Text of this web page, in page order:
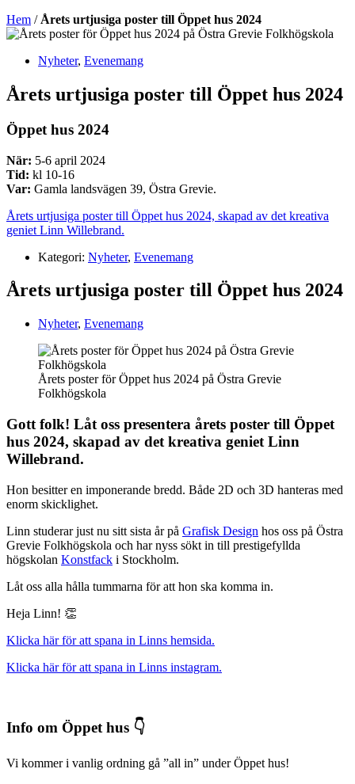
Hem / Årets urtjusiga poster till Öppet hus 2024
Nyheter, Evenemang
Årets urtjusiga poster till Öppet hus 2024
Öppet hus 2024
När: 5-6 april 2024
Tid: kl 10-16
Var: Gamla landsvägen 39, Östra Grevie.
Årets urtjusiga poster till Öppet hus 2024, skapad av det kreativa
geniet Linn Willebrand.
Kategori: Nyheter, Evenemang
Årets urtjusiga poster till Öppet hus 2024
Nyheter, Evenemang
Årets poster för Öppet hus 2024 på Östra Grevie
Folkhögskola
Gott folk! Låt oss presentera årets poster till Öppet
hus 2024, skapad av det kreativa geniet Linn
Willebrand.
Hon besitter en imponerande bredd. Både 2D och 3D hanteras med
enorm skicklighet.
Linn studerar just nu sitt sista år på Grafisk Design hos oss på Östra
Grevie Folkhögskola och har nyss sökt in till prestigefyllda
högskolan Konstfack i Stockholm.
Låt oss alla hålla tummarna för att hon ska komma in.
Heja Linn! 👏
Klicka här för att spana in Linns hemsida.
Klicka här för att spana in Linns instagram.
Info om Öppet hus 👇
Vi kommer i vanlig ordning gå ”all in” under Öppet hus!